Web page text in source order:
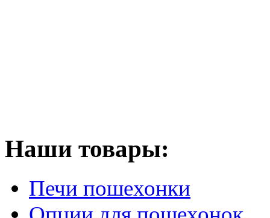
Наши товары:
Печи пошехонки